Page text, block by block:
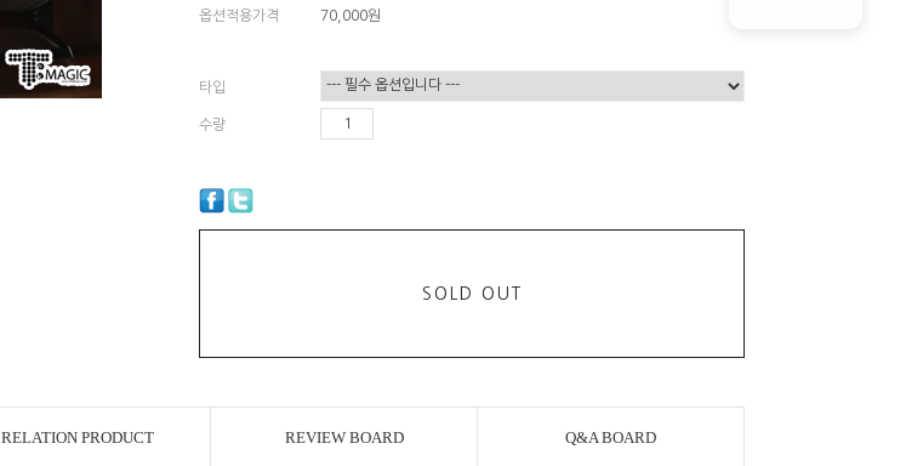
옵션적용가격 70,000원
타입
수량
SOLD OUT
RELATION PRODUCT REVIEW BOARD Q&A BOARD